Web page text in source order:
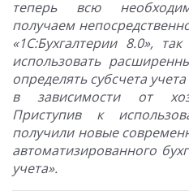
теперь всю
получаем
«1С:Бухгалтерии 8.0»,
использовать
определять субсчета
в зависимости от
Приступив к
получили новые
автоматизированного
учета».